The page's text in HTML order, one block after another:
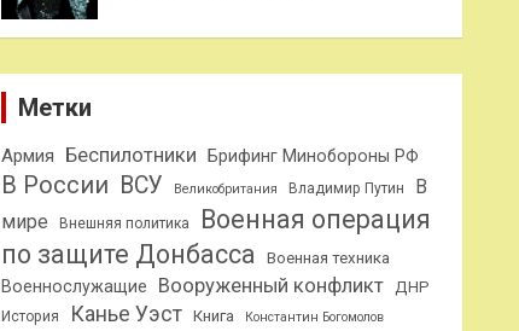
Метки
Армия Беспилотники Брифинг Минобороны РФ
В России ВСУ Великобритания Владимир Путин
В
мире
Внешняя политика
Военная операция
по защите Донбасса
Военная техника
Военнослужащие Вооруженный конфликт ДНР
История Канье Уэст Книга Константин Богомолов